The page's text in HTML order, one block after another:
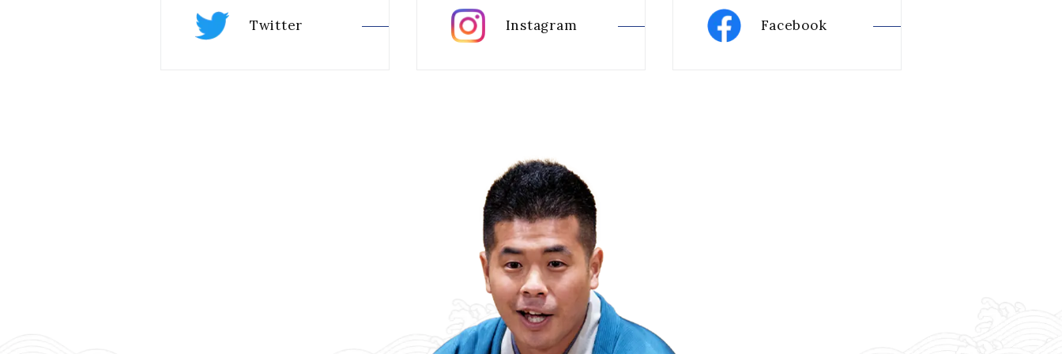
Twitter Instagram Facebook